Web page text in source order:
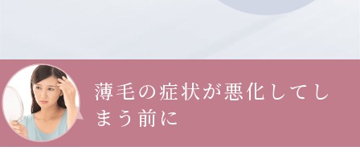
薄毛の症状が悪化してし
まう前に